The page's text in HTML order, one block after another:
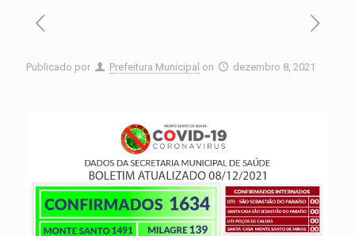
Publicado por Prefeitura Municipal on dezembro 8, 2021